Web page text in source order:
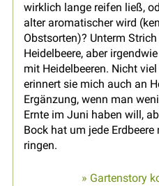
wirklich lange reifen ließ,
alter aromatischer wird
Obstsorten)? Unterm
Heidelbeere, aber
mit Heidelbeeren. Nicht
erinnert sie mich auch an
Ergänzung, wenn man
Ernte im Juni haben will,
Bock hat um jede
ringen.
» Gartenstory